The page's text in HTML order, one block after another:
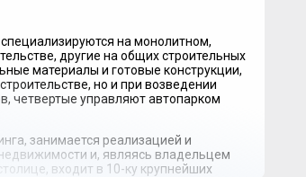
на монолитном,
другие на общих строительных
материалы и готовые конструкции,
но и при возведении
четвертые управляют автопарком
занимается реализацией и
и, являясь владельцем
входит в 10-ку крупнейших